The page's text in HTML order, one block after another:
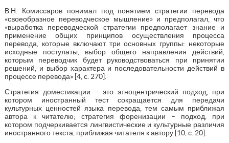
В.Н. Комиссаров понимал под понятием стратегии перевода
«своеобразное переводческое мышление» и предполагал, что
«выработка переводческой стратегии предполагает знание и
применение общих принципов осуществления процесса
перевода, которые включают три основных группы: некоторые
исходные постулаты, выбор общего направления действий,
которым переводчик будет руководствоваться при принятии
решений, и выбор характера и последовательности действий в
процессе перевода» [4, с. 270].
Стратегия доместикации – это этноцентрический подход, при
котором иностранный тест сокращается для передачи
культурных ценностей языка перевода, тем самым приближая
автора к читателю; стратегия форенизации – подход, при
котором подчеркивается лингвистические и культурные различия
иностранного текста, приближая читателя к автору [10, с. 20].